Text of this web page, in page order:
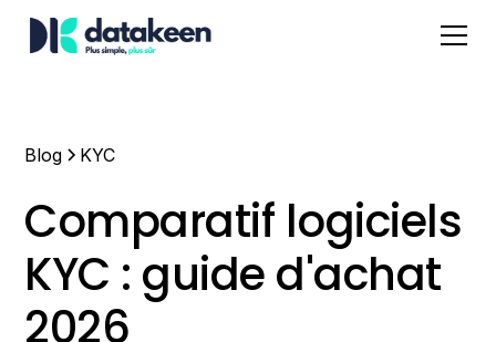
Blog KYC
Comparatif logiciels
KYC : guide d'achat
2026